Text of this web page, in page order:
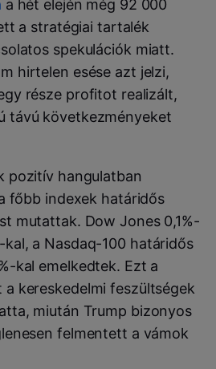
a hét elején még 92 000
a stratégiai tartalék
spekulációk miatt.
hirtelen esése azt jelzi,
része profitot realizált,
távú következményeket
pozitív hangulatban
főbb indexek határidős
mutattak. Dow Jones 0,1%-
kal, a Nasdaq-100 határidős
kal emelkedtek. Ezt a
kereskedelmi feszültségek
miután Trump bizonyos
felmentett a vámok